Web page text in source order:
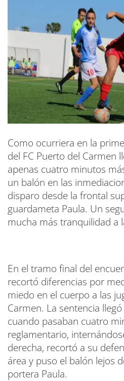
Como ocurriera en la
del FC Puerto del Carmen
apenas cuatro minutos
un balón en las
disparo desde la frontal
guardameta Paula. Un
mucha más tranquilidad a
En el tramo final del
recortó diferencias por
miedo en el cuerpo a las
Carmen. La sentencia
cuando pasaban cuatro
reglamentario,
derecha, recortó a su
área y puso el balón lejos
portera Paula.